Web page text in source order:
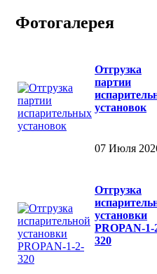
Фотогалерея
Отгрузка
партии
установок
07 Июля
Отгрузка
установки
PROPAN-1-
320